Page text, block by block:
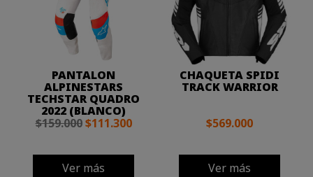
PANTALON
ALPINESTARS
TECHSTAR QUADRO
2022 (BLANCO)
$159.000 $111.300
Ver más
CHAQUETA SPIDI
TRACK WARRIOR
$569.000
Ver más